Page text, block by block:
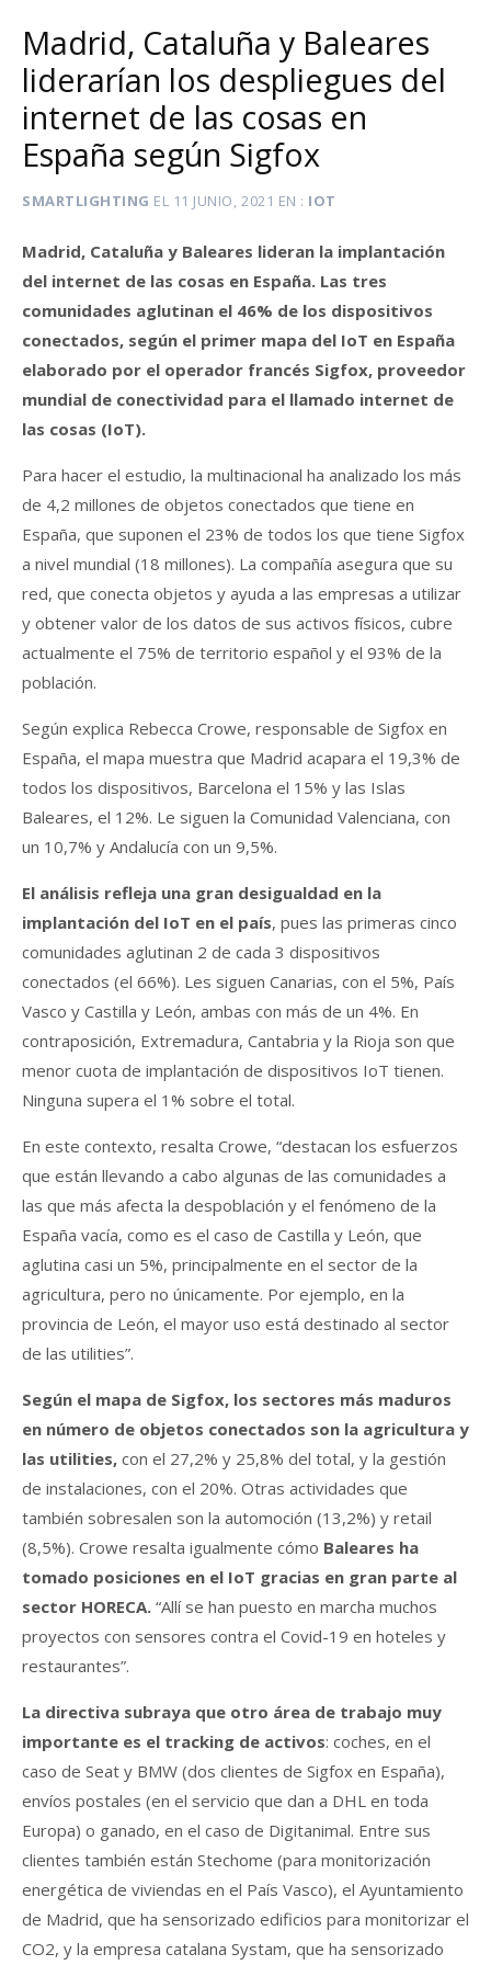
Madrid, Cataluña y Baleares
liderarían los despliegues del
internet de las cosas en
España según Sigfox
SMARTLIGHTING EL 11 JUNIO, 2021 EN IOT
Madrid, Cataluña y Baleares lideran la implantación
del internet de las cosas en España. Las tres
comunidades aglutinan el 46% de los dispositivos
conectados, según el primer mapa del IoT en España
elaborado por el operador francés Sigfox, proveedor
mundial de conectividad para el llamado internet de
las cosas (IoT).
Para hacer el estudio, la multinacional ha analizado los más
de 4,2 millones de objetos conectados que tiene en
España, que suponen el 23% de todos los que tiene Sigfox
a nivel mundial (18 millones). La compañía asegura que su
red, que conecta objetos y ayuda a las empresas a utilizar
y obtener valor de los datos de sus activos físicos, cubre
actualmente el 75% de territorio español y el 93% de la
población.
Según explica Rebecca Crowe, responsable de Sigfox en
España, el mapa muestra que Madrid acapara el 19,3% de
todos los dispositivos, Barcelona el 15% y las Islas
Baleares, el 12%. Le siguen la Comunidad Valenciana, con
un 10,7% y Andalucía con un 9,5%.
El análisis refleja una gran desigualdad en la
implantación del IoT en el país, pues las primeras cinco
comunidades aglutinan 2 de cada 3 dispositivos
conectados (el 66%). Les siguen Canarias, con el 5%, País
Vasco y Castilla y León, ambas con más de un 4%. En
contraposición, Extremadura, Cantabria y la Rioja son que
menor cuota de implantación de dispositivos IoT tienen.
Ninguna supera el 1% sobre el total.
En este contexto, resalta Crowe, “destacan los esfuerzos
que están llevando a cabo algunas de las comunidades a
las que más afecta la despoblación y el fenómeno de la
España vacía, como es el caso de Castilla y León, que
aglutina casi un 5%, principalmente en el sector de la
agricultura, pero no únicamente. Por ejemplo, en la
provincia de León, el mayor uso está destinado al sector
de las utilities”.
Según el mapa de Sigfox, los sectores más maduros
en número de objetos conectados son la agricultura y
las utilities, con el 27,2% y 25,8% del total, y la gestión
de instalaciones, con el 20%. Otras actividades que
también sobresalen son la automoción (13,2%) y retail
(8,5%). Crowe resalta igualmente cómo Baleares ha
tomado posiciones en el IoT gracias en gran parte al
sector HORECA. “Allí se han puesto en marcha muchos
proyectos con sensores contra el Covid-19 en hoteles y
restaurantes”.
La directiva subraya que otro área de trabajo muy
importante es el tracking de activos: coches, en el
caso de Seat y BMW (dos clientes de Sigfox en España),
envíos postales (en el servicio que dan a DHL en toda
Europa) o ganado, en el caso de Digitanimal. Entre sus
clientes también están Stechome (para monitorización
energética de viviendas en el País Vasco), el Ayuntamiento
de Madrid, que ha sensorizado edificios para monitorizar el
CO2, y la empresa catalana Systam, que ha sensorizado